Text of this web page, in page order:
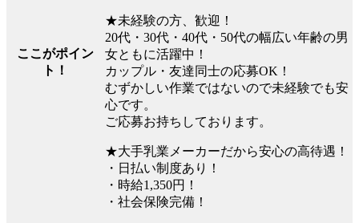
ここがポイン
ト！
★未経験の方、歓迎！
20代・30代・40代・50代の幅広い年齢の男
女ともに活躍中！
カップル・友達同士の応募OK！
むずかしい作業ではないので未経験でも安
心です。
ご応募お持ちしております。
★大手乳業メーカーだから安心の高待遇！
・日払い制度あり！
・時給1,350円！
・社会保険完備！